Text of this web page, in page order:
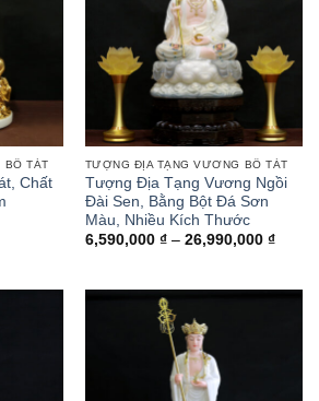
BỒ TÁT
Chất
TƯỢNG ĐỊA TẠNG VƯƠNG BỒ TÁT
Tượng Địa Tạng Vương Ngồi
Đài Sen, Bằng Bột Đá Sơn
Màu, Nhiều Kích Thước
6,590,000 ₫ – 26,990,000 ₫